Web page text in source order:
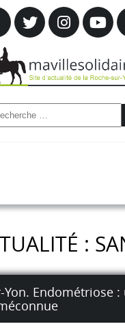
:
Yon. Endométriose